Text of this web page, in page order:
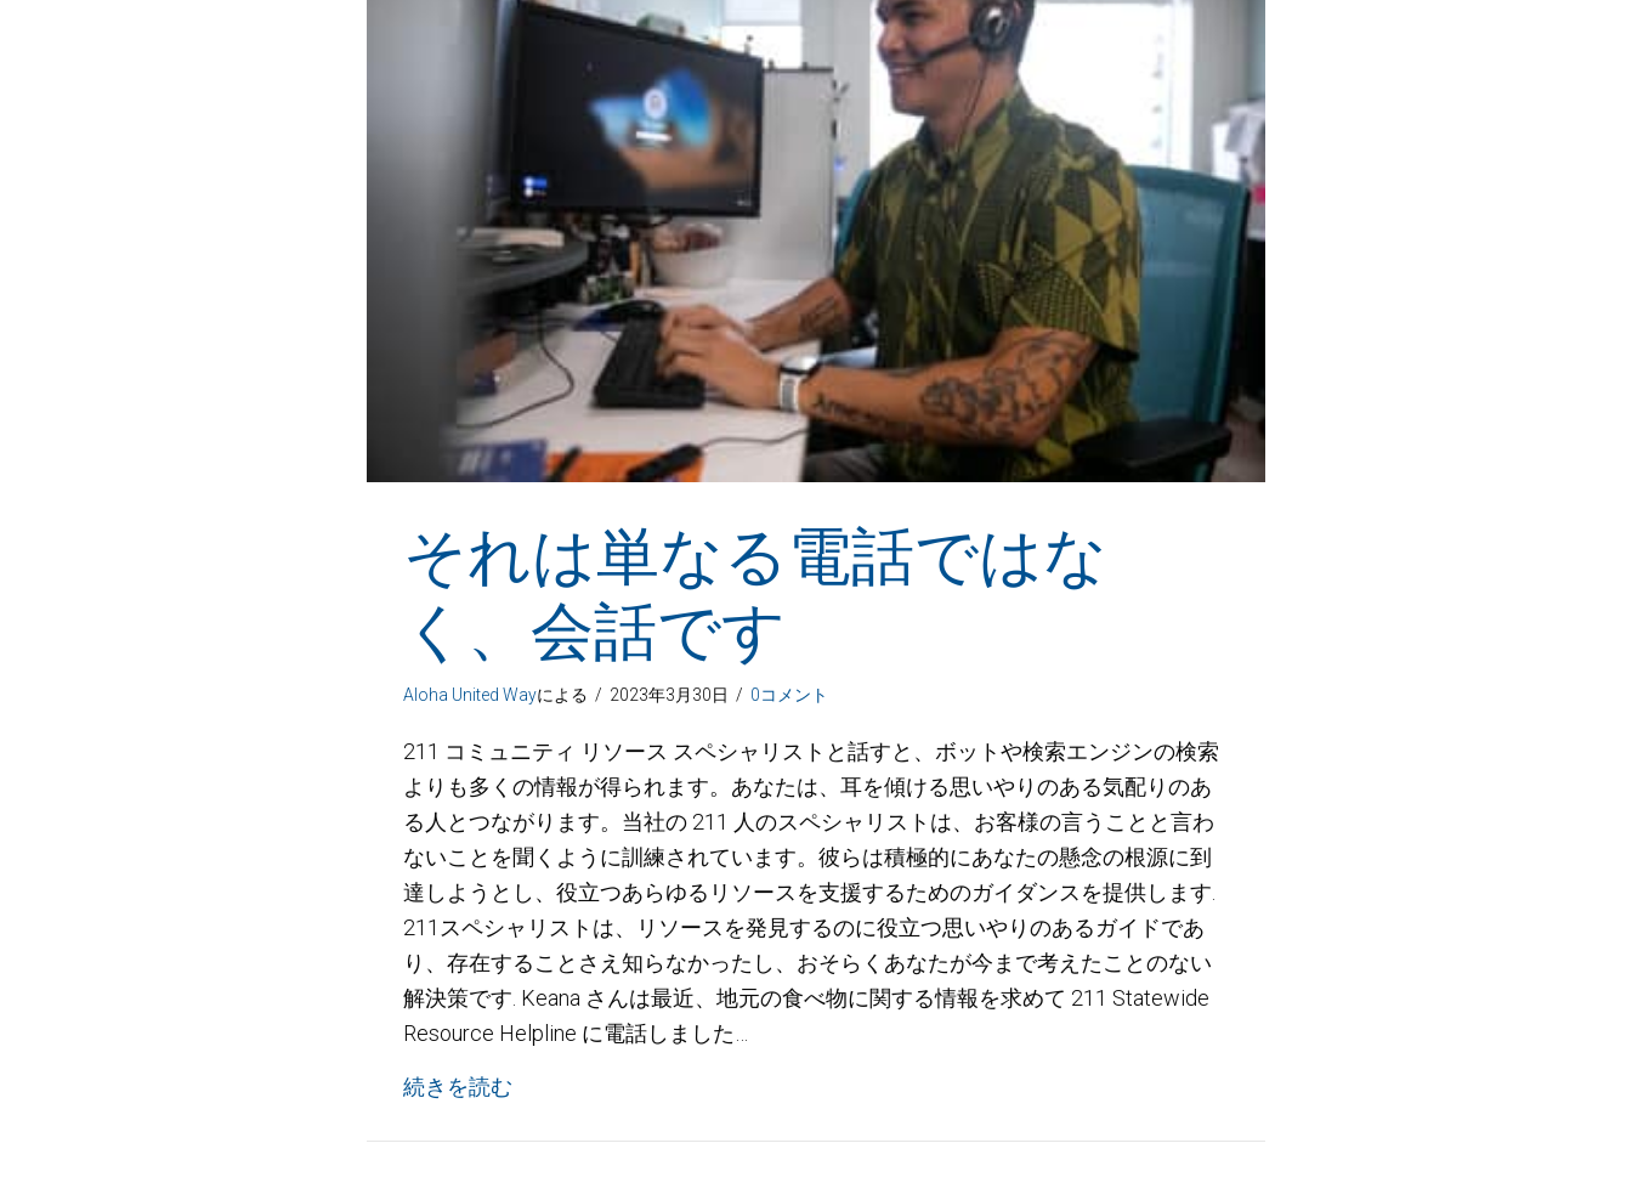
それは単なる電話ではな
く、会話です
Aloha United Wayによる / 2023年3月30日 / 0コメント
211 コミュニティ リソース スペシャリストと話すと、ボットや検索エンジンの検索
よりも多くの情報が得られます。あなたは、耳を傾ける思いやりのある気配りのあ
る人とつながります。当社の 211 人のスペシャリストは、お客様の言うことと言わ
ないことを聞くように訓練されています。彼らは積極的にあなたの懸念の根源に到
達しようとし、役立つあらゆるリソースを支援するためのガイダンスを提供します.
211スペシャリストは、リソースを発見するのに役立つ思いやりのあるガイドであ
り、存在することさえ知らなかったし、おそらくあなたが今まで考えたことのない
解決策です. Keana さんは最近、地元の食べ物に関する情報を求めて 211 Statewide
Resource Helpline に電話しました…
続きを読む